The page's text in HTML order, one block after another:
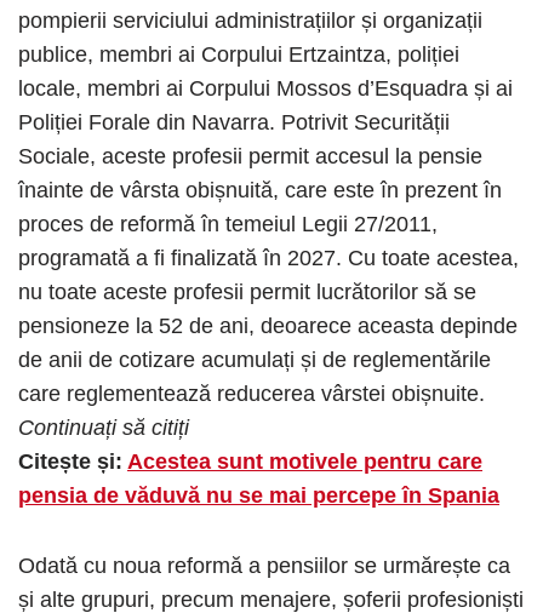
pompierii serviciului administrațiilor și organizații
publice, membri ai Corpului Ertzaintza, poliției
locale, membri ai Corpului Mossos d’Esquadra și ai
Poliției Forale din Navarra. Potrivit Securității
Sociale, aceste profesii permit accesul la pensie
înainte de vârsta obișnuită, care este în prezent în
proces de reformă în temeiul Legii 27/2011,
programată a fi finalizată în 2027. Cu toate acestea,
nu toate aceste profesii permit lucrătorilor să se
pensioneze la 52 de ani, deoarece aceasta depinde
de anii de cotizare acumulați și de reglementările
care reglementează reducerea vârstei obișnuite.
Continuați să citiți
Citește și: Acestea sunt motivele pentru care
pensia de văduvă nu se mai percepe în Spania
Odată cu noua reformă a pensiilor se urmărește ca
și alte grupuri, precum menajere, șoferii profesioniști